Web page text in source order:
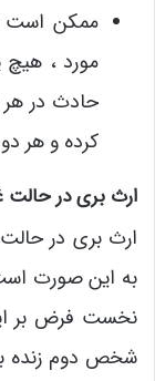
ممکن است
مورد ، هیچ
حادث در
کرده و هر
ارث بری در
ارث بری در
به این صورت
نخست فرض بر
شخص دوم زنده